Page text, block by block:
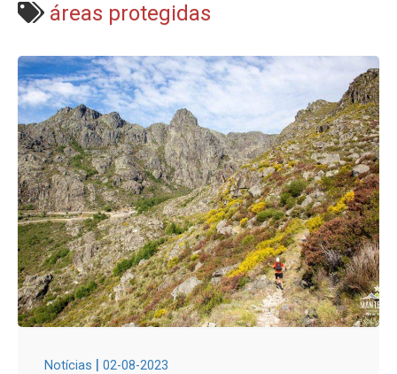
áreas protegidas
Notícias | 02-08-2023